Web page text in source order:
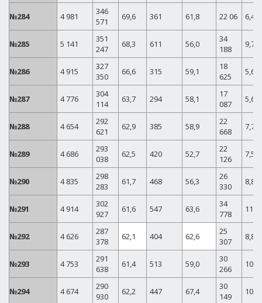
№284 4 981
346
571
69,6 361 61,8 22 06 6,44
№285 5 141
351
247
68,3 611 56,0
34
188
9,73
№286 4 915
327
350
66,6 315 59,1
18
625
5,69
№287 4 776
304
114
63,7 294 58,1
17
087
5,62
№288 4 654
292
621
62,9 385 58,9
22
668
7,75
№289 4 686
293
038
62,5 420 52,7
22
126
7,55
№290 4 835
298
283
61,7 468 56,3
26
330
8,83
№291 4 914
302
927
61,6 547 63,6
34
778
№292 4 626
287
378
62,1 404 62,6
25
307
8,81
№293 4 753
291
638
61,4 513 59,0
30
266
№294 4 674
290
930
62,2 447 67,4
30
149